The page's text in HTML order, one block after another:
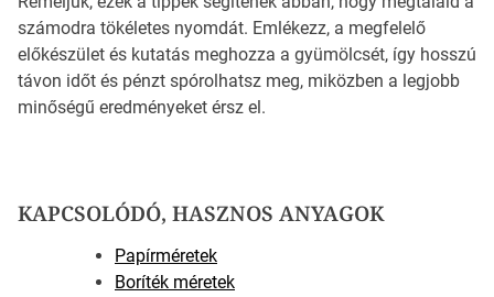
számodra tökéletes nyomdát. Emlékezz, a megfelelő
előkészület és kutatás meghozza a gyümölcsét, így hosszú
távon időt és pénzt spórolhatsz meg, miközben a legjobb
minőségű eredményeket érsz el.
KAPCSOLÓDÓ, HASZNOS ANYAGOK
Papírméretek
Boríték méretek